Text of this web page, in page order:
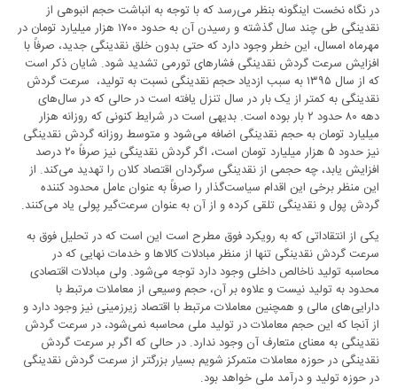
در نگاه نخست اینگونه بنظر می‌رسد که با توجه به انباشت حجم انبوهی از
نقدینگی طی چند سال گذشته و رسیدن آن به حدود ۱۷۰۰ هزار میلیارد تومان در
مهرماه امسال، این خطر وجود دارد که حتی بدون خلق نقدینگی جدید، صرفاً با
افزایش سرعت گردش نقدینگی فشارهای تورمی تشدید شود. شایان ذکر است
که از سال ۱۳۹۵ به سبب ازدیاد حجم نقدینگی نسبت به تولید، ‌ سرعت گردش
نقدینگی به کمتر از یک بار در سال تنزل یافته است در حالی که در سال‌های
دهه ۸۰ حدود ۲ بار بوده است. بدیهی است در شرایط کنونی که روزانه هزار
میلیارد تومان به حجم نقدینگی اضافه می‌شود و متوسط روزانه گردش نقدینگی
نیز حدود ۵ هزار میلیارد تومان است، اگر گردش نقدینگی نیز صرفاً ۲۰ درصد
افزایش یابد، چه حجمی از نقدینگی سرگردان اقتصاد کلان را تهدید می‌کند. از
این منظر برخی این اقدام سیاست‌گذار را صرفاً به عنوان عامل محدود کننده
گردش پول و نقدینگی تلقی کرده و از آن به عنوان سرعت‌گیر پولی یاد می‌کنند.
یکی از انتقاداتی که به رویکرد فوق مطرح است این است که در تحلیل فوق به
سرعت گردش نقدینگی تنها از منظر مبادلات کالاها و خدمات نهایی که در
محاسبه تولید ناخالص داخلی وجود دارد توجه می‌شود. ولی مبادلات اقتصادی
محدود به تولید نیست و علاوه بر آن، حجم وسیعی از معاملات مرتبط با
دارایی‌های مالی و همچنین معاملات مرتبط با اقتصاد زیرزمینی نیز وجود دارد و
از آنجا که این حجم معاملات در تولید ملی محاسبه نمی‌شود، در سرعت گردش
نقدینگی به معنای متعارف آن وجود ندارد. در حالی که اگر بر سرعت گردش
نقدینگی در حوزه معاملات متمرکز شویم بسیار بزرگتر از سرعت گردش نقدینگی
در حوزه تولید و درآمد ملی خواهد بود.